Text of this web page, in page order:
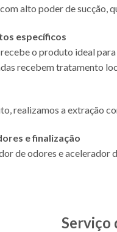
alto poder de sucção,
específicos
o produto ideal
recebem tratamento
realizamos a extração
e finalização
de odores e acelerador
Serviço